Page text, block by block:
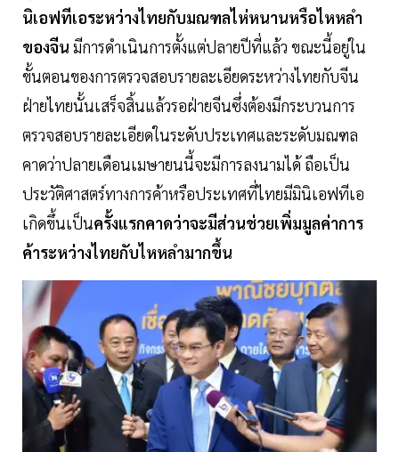
นิเอฟทีเอระหว่างไทยกับมณฑลไห่หนานหรือไหหลำ
ของจีน มีการดำเนินการตั้งแต่ปลายปีที่แล้ว ขณะนี้อยู่ใน
ขั้นตอนของการตรวจสอบรายละเอียดระหว่างไทยกับจีน
ฝ่ายไทยนั้นเสร็จสิ้นแล้วรอฝ่ายจีนซึ่งต้องมีกระบวนการ
ตรวจสอบรายละเอียดในระดับประเทศและระดับมณฑล
คาดว่าปลายเดือนเมษายนนี้จะมีการลงนามได้ ถือเป็น
ประวัติศาสตร์ทางการค้าหรือประเทศที่ไทยมีมินิเอฟทีเอ
เกิดขึ้นเป็นครั้งแรกคาดว่าจะมีส่วนช่วยเพิ่มมูลค่าการ
ค้าระหว่างไทยกับไหหลำมากขึ้น